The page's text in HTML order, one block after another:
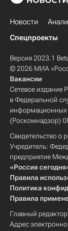
Новости
Спецпроекты
Версия 2023.1
© 2026 МИА
Вакансии
Сетевое издание
в Федеральной
информационных
(Роскомнадзор)
Свидетельство о
Учредитель:
предприятие
«Россия
Правила
Политика
Правила
Главный
Адрес